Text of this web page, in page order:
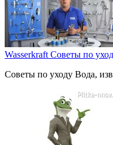
Wasserkraft Советы по
Советы по уходу Вода,